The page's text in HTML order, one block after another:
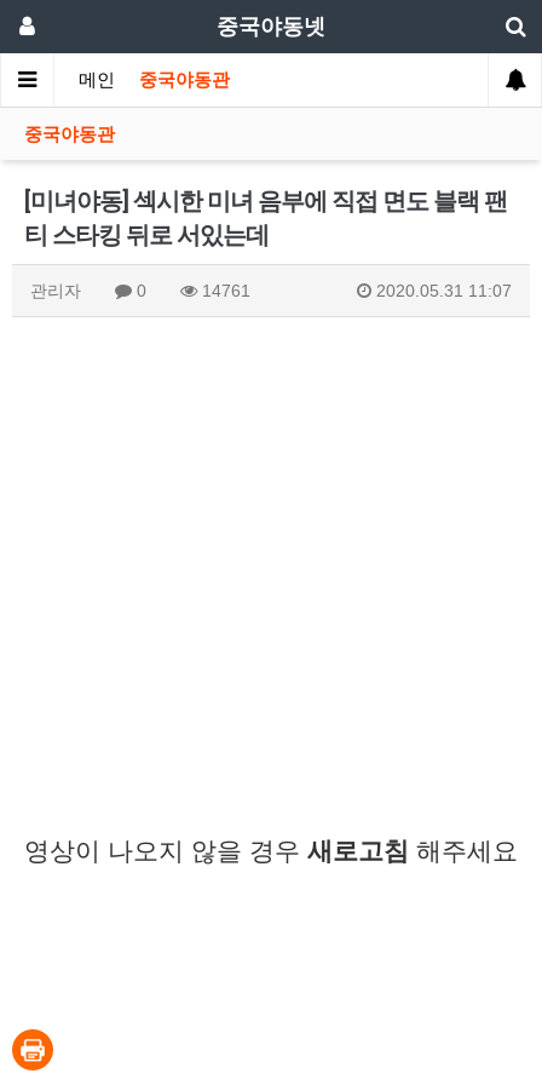
중국야동넷
메인 중국야동관
중국야동관
[미녀야동] 섹시한 미녀 음부에 직접 면도 블랙 팬
티 스타킹 뒤로 서있는데
관리자 0 14761 2020.05.31 11:07
영상이 나오지 않을 경우 새로고침 해주세요